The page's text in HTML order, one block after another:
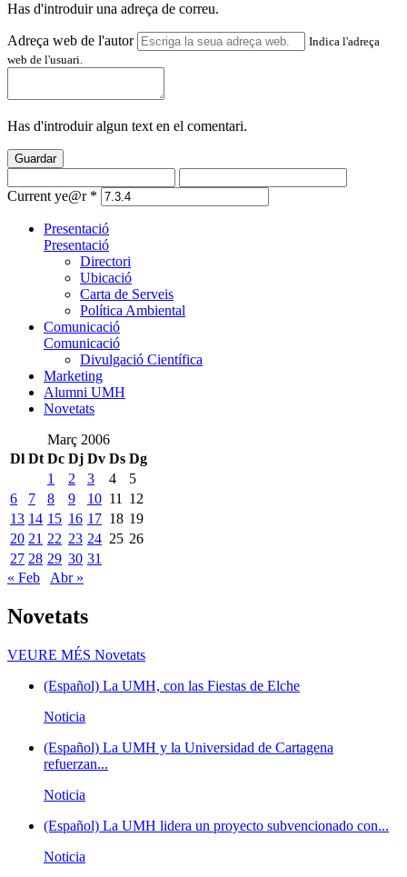
Has d'introduir una adreça de correu.
Adreça web de l'autor
Indica l'adreça
web de l'usuari.
Has d'introduir algun text en el comentari.
Guardar
Current ye@r *
Presentació
Presentació
Directori
Ubicació
Carta de Serveis
Política Ambiental
Comunicació
Comunicació
Divulgació Científica
Marketing
Alumni UMH
Novetats
Març 2006
Dl Dt Dc Dj Dv Ds Dg
1
2 3 4
5
6
7 8 9 10 11 12
13 14 15 16 17 18 19
20 21 22 23 24 25 26
27 28 29 30 31
« Feb
Abr »
Novetats
VEURE MÉS Novetats
(Español) La UMH, con las Fiestas de Elche
Noticia
(Español) La UMH y la Universidad de Cartagena
refuerzan...
Noticia
(Español) La UMH lidera un proyecto subvencionado con...
Noticia